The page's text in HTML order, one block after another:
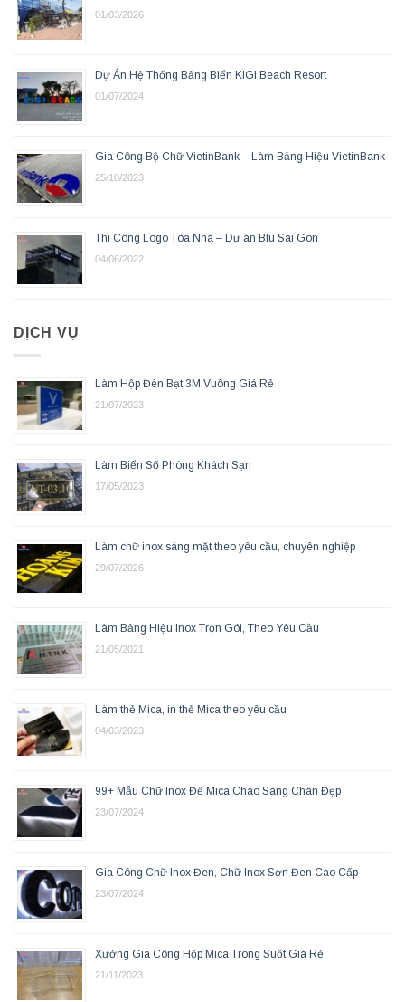
01/03/2026
Dự Án Hệ Thống Bảng Biển KIGI Beach Resort
01/07/2024
Gia Công Bộ Chữ VietinBank – Làm Bảng Hiệu VietinBank
25/10/2023
Thi Công Logo Tòa Nhà – Dự án Blu Sai Gon
04/06/2022
DỊCH VỤ
Làm Hộp Đèn Bạt 3M Vuông Giá Rẻ
21/07/2023
Làm Biển Số Phòng Khách Sạn
17/05/2023
Làm chữ inox sáng mặt theo yêu cầu, chuyên nghiệp
29/07/2026
Làm Bảng Hiệu Inox Trọn Gói, Theo Yêu Cầu
21/05/2021
Làm thẻ Mica, in thẻ Mica theo yêu cầu
04/03/2023
99+ Mẫu Chữ Inox Đế Mica Cháo Sáng Chân Đẹp
23/07/2024
Gia Công Chữ Inox Đen, Chữ Inox Sơn Đen Cao Cấp
23/07/2024
Xưởng Gia Công Hộp Mica Trong Suốt Giá Rẻ
21/11/2023